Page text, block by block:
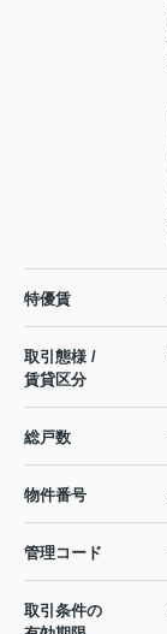
特優賃
取引態様 /
賃貸区分
総戸数
物件番号
管理コード
取引条件の